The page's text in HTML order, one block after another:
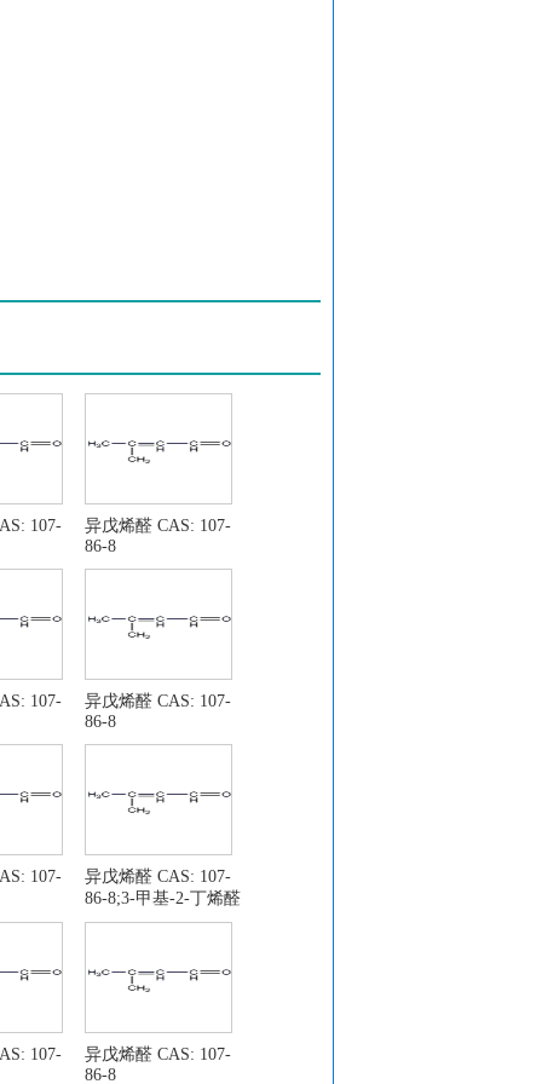
107-
异戊烯醛 CAS: 107-
86-8
107-
异戊烯醛 CAS: 107-
86-8
107-
异戊烯醛 CAS: 107-
86-8;3-甲基-2-丁烯醛
107-
异戊烯醛 CAS: 107-
86-8